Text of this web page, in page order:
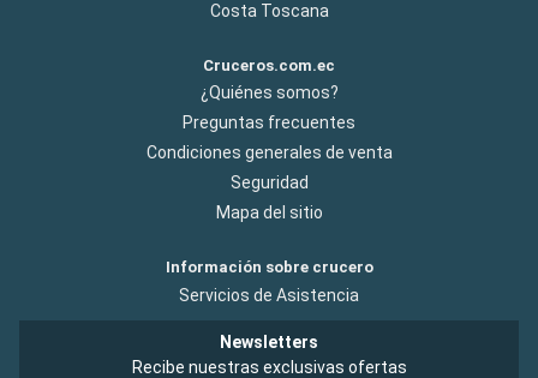
Costa Toscana
Cruceros.com.ec
¿Quiénes somos?
Preguntas frecuentes
Condiciones generales de venta
Seguridad
Mapa del sitio
Información sobre crucero
Servicios de Asistencia
Newsletters
Recibe nuestras exclusivas ofertas